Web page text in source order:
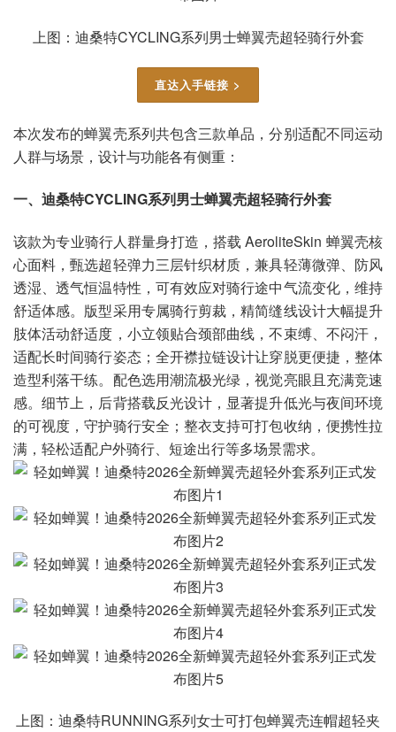
上图：迪桑特CYCLING系列男士蝉翼壳超轻骑行外套
直达入手链接 >
本次发布的蝉翼壳系列共包含三款单品，分别适配不同运动
人群与场景，设计与功能各有侧重：
一、迪桑特CYCLING系列男士蝉翼壳超轻骑行外套
该款为专业骑行人群量身打造，搭载 AeroliteSkin 蝉翼壳核
心面料，甄选超轻弹力三层针织材质，兼具轻薄微弹、防风
透湿、透气恒温特性，可有效应对骑行途中气流变化，维持
舒适体感。版型采用专属骑行剪裁，精简缝线设计大幅提升
肢体活动舒适度，小立领贴合颈部曲线，不束缚、不闷汗，
适配长时间骑行姿态；全开襟拉链设计让穿脱更便捷，整体
造型利落干练。配色选用潮流极光绿，视觉亮眼且充满竞速
感。细节上，后背搭载反光设计，显著提升低光与夜间环境
的可视度，守护骑行安全；整衣支持可打包收纳，便携性拉
满，轻松适配户外骑行、短途出行等多场景需求。
上图：迪桑特RUNNING系列女士可打包蝉翼壳连帽超轻夹